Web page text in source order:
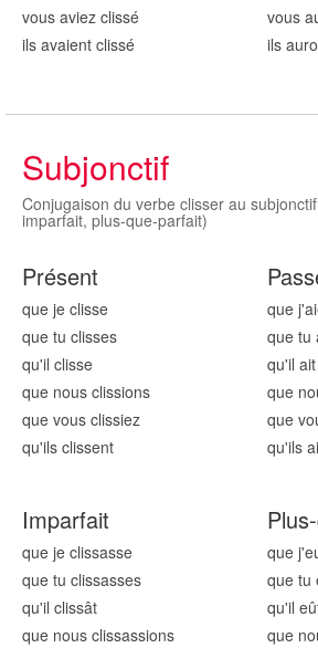
vous aviez clissé
ils avaient clissé
vous
ils
Subjonctif
Conjugaison du verbe clisser au
imparfait, plus-que-parfait)
Présent
que je clisse
que tu clisses
qu'il clisse
que nous clissions
que vous clissiez
qu'ils clissent
que
que tu
qu'il
que
que
qu'ils
Imparfait
que je clissasse
que tu clissasses
qu'il clissât
que nous clissassions
que
que tu
qu'il
que